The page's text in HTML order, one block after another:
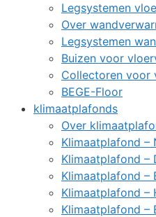
Legsystemen
Over
Legsystemen
Buizen voor
Collectoren voor
BEGE-Floor
klimaatplafonds
Over
Klimaatplafond –
Klimaatplafond –
Klimaatplafond –
Klimaatplafond –
Klimaatplafond –